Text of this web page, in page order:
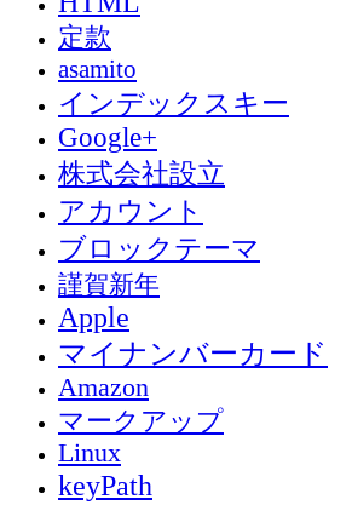
定款
asamito
インデックスキー
Google+
株式会社設立
アカウント
ブロックテーマ
謹賀新年
Apple
マイナンバーカード
Amazon
マークアップ
Linux
keyPath